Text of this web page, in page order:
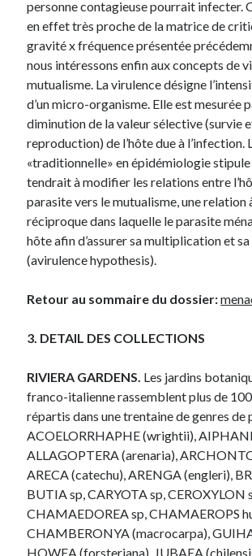
personne contagieuse pourrait infecter.
en effet très proche de la matrice de
gravité x fréquence présentée
nous intéressons enfin aux concepts de
mutualisme. La virulence désigne
d’un micro-organisme. Elle est mesurée
diminution de la valeur sélective (survie
reproduction) de l’hôte due à l’infection.
«traditionnelle» en épidémiologie stipule
tendrait à modifier les relations entre
parasite vers le mutualisme, une relation
réciproque dans laquelle le parasite
hôte afin d’assurer sa multiplication et
(avirulence hypothesis).
Retour au sommaire du dossier:
3. DETAIL DES COLLECTIONS
RIVIERA GARDENS. Les jardins
franco-italienne rassemblent plus de
répartis dans une trentaine de genres de
ACOELORRHAPHE (wrightii),
ALLAGOPTERA (arenaria),
ARECA (catechu), ARENGA (engleri),
BUTIA sp, CARYOTA sp, CEROXYLON
CHAMAEDOREA sp, CHAMAEROPS
CHAMBERONYA (macrocarpa),
HOWEA (forsteriana), JUBAEA